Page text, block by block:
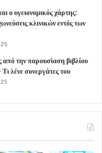
ο υγειονομικός χάρτης:
κλινικών εντός των
την παρουσίαση βιβλίου
λένε συνεργάτες του